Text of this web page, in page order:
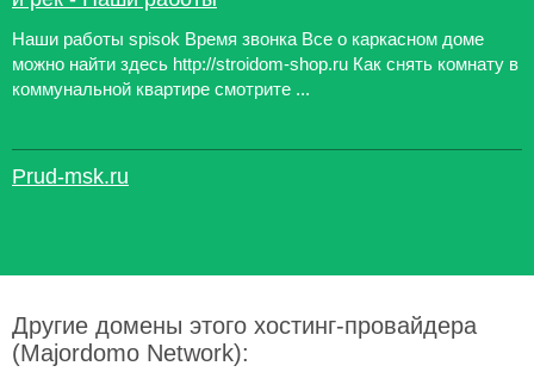
Наши работы spisok Время звонка Все о каркасном доме
можно найти здесь http://stroidom-shop.ru Как снять комнату в
коммунальной квартире смотрите ...
Prud-msk.ru
Другие домены этого хостинг-провайдера
(Majordomo Network):